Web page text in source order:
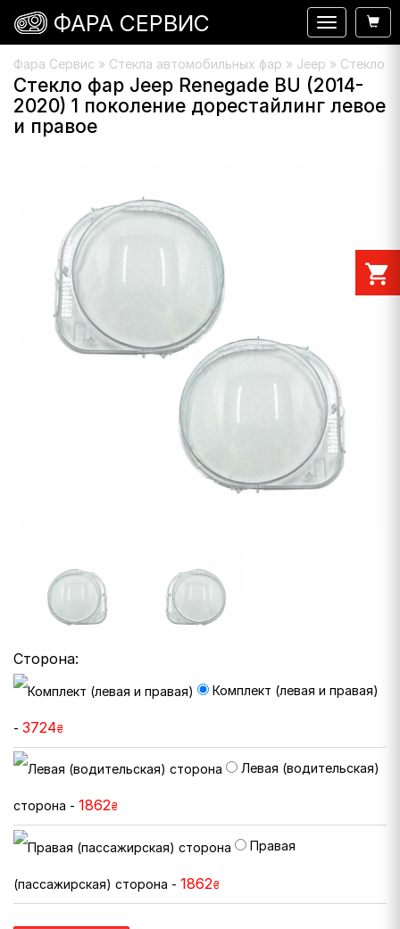
Фара Сервис » Стекла автомобильных фар » Jeep » Стекло
Стекло фар Jeep Renegade BU (2014-
2020) 1 поколение дорестайлинг левое
и правое
Сторона:
Комплект (левая и правая)
- 3724₴
Левая (водительская)
сторона - 1862₴
Правая
(пассажирская) сторона - 1862₴
Навигация
ФАРА СЕРВИС
shopping_cart